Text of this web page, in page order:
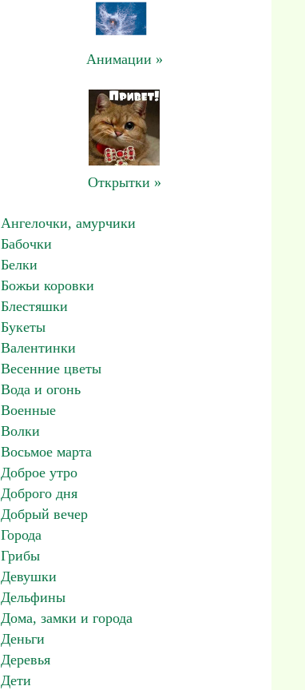
Анимации »
Открытки »
Ангелочки, амурчики
Бабочки
Белки
Божьи коровки
Блестяшки
Букеты
Валентинки
Весенние цветы
Вода и огонь
Военные
Волки
Восьмое марта
Доброе утро
Доброго дня
Добрый вечер
Города
Грибы
Девушки
Дельфины
Дома, замки и города
Деньги
Деревья
Дети